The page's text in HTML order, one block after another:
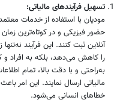
تسهیل فرآیندهای مالیاتی:
مودیان با استفاده از خدمات
حضور فیزیکی و در کوتاه‌ترین
آنلاین ثبت کنند. این فرآیند
را کاهش می‌دهد، بلکه به افراد
به‌راحتی و با دقت بالا، تمام
مالیاتی ارسال نمایند. این امر
خطاهای انسانی می‌شود.